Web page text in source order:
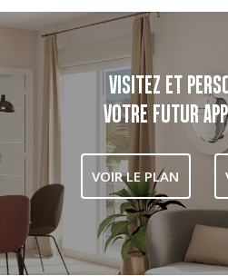
VISITEZ ET
VOTRE FUTUR
VOIR LE PLAN